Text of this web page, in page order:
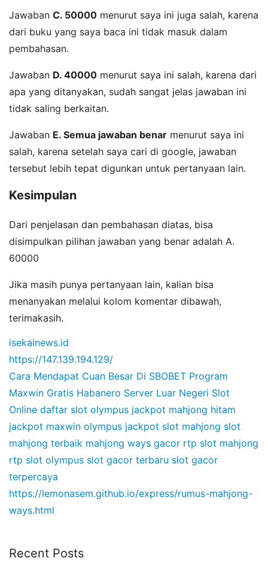
Jawaban C. 50000 menurut saya ini juga salah, karena
dari buku yang saya baca ini tidak masuk dalam
pembahasan.
Jawaban D. 40000 menurut saya ini salah, karena dari
apa yang ditanyakan, sudah sangat jelas jawaban ini
tidak saling berkaitan.
Jawaban E. Semua jawaban benar menurut saya ini
salah, karena setelah saya cari di google, jawaban
tersebut lebih tepat digunkan untuk pertanyaan lain.
Kesimpulan
Dari penjelasan dan pembahasan diatas, bisa
disimpulkan pilihan jawaban yang benar adalah A.
60000
Jika masih punya pertanyaan lain, kalian bisa
menanyakan melalui kolom komentar dibawah,
terimakasih.
isekainews.id
https://147.139.194.129/
Cara Mendapat Cuan Besar Di SBOBET Program
Maxwin Gratis Habanero Server Luar Negeri Slot
Online daftar slot olympus jackpot mahjong hitam
jackpot maxwin olympus jackpot slot mahjong slot
mahjong terbaik mahjong ways gacor rtp slot mahjong
rtp slot olympus slot gacor terbaru slot gacor
terpercaya
https://lemonasem.github.io/express/rumus-mahjong-
ways.html
Recent Posts